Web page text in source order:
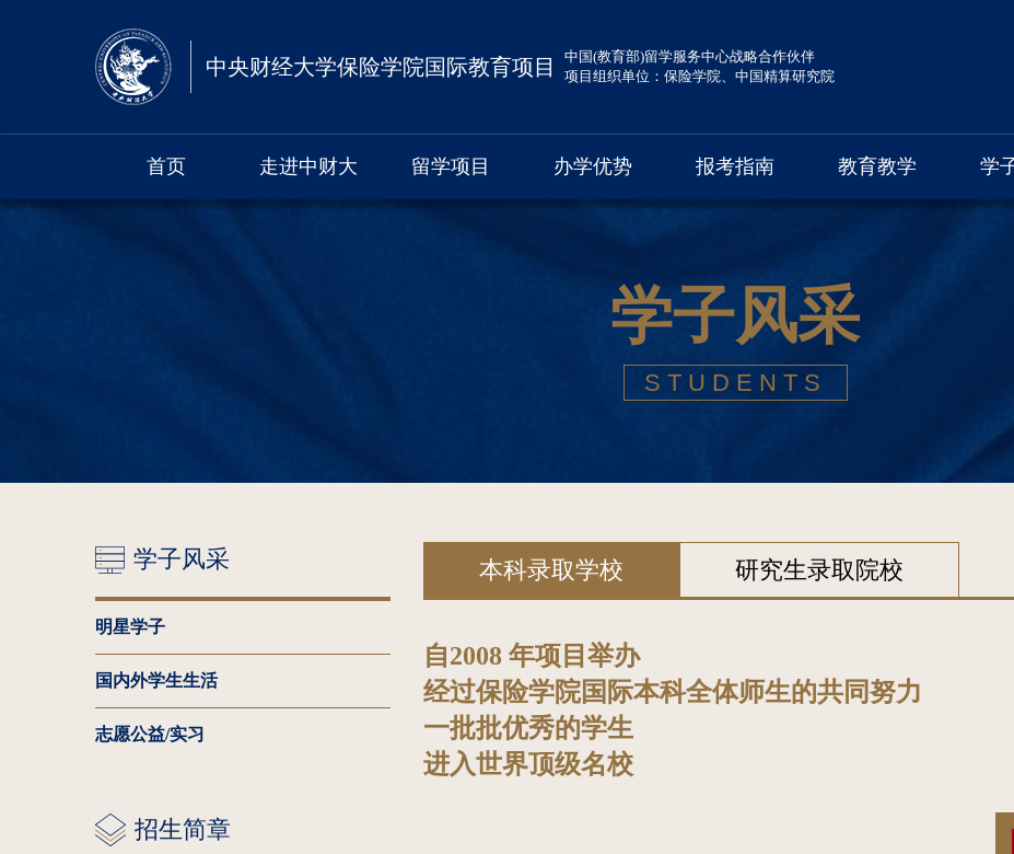
中央财经大学保险学院国际教育项目
中国(教育部)留学服务中心战略合作伙伴
项目组织单位：保险学院、中国精算研究院
首页 走进中财大 留学项目 办学优势 报考指南 教育教学 学
学子风采
STUDENTS
学子风采
明星学子
国内外学生生活
志愿公益/实习
招生简章
本科录取学校 研究生录取院校
自2008 年项目举办
经过保险学院国际本科全体师生的共同努力
一批批优秀的学生
进入世界顶级名校